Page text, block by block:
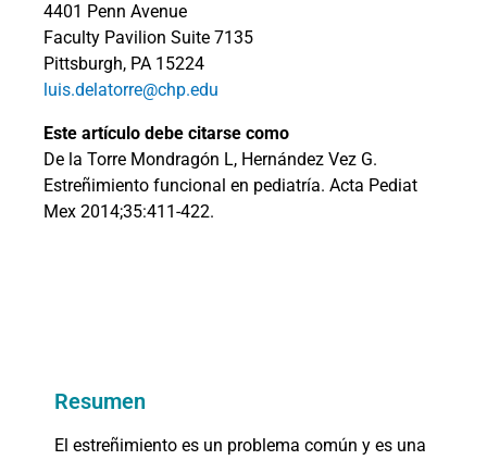
4401 Penn Avenue
Faculty Pavilion Suite 7135
Pittsburgh, PA 15224
luis.delatorre@chp.edu
Este artículo debe citarse como
De la Torre Mondragón L, Hernández Vez G.
Estreñimiento funcional en pediatría. Acta Pediat
Mex 2014;35:411-422.
Resumen
El estreñimiento es un problema común y es una